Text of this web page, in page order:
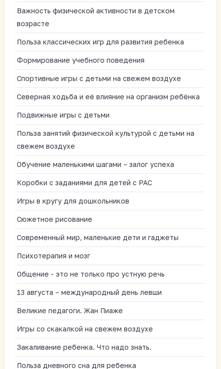
Важность физической активности в детском
возрасте
Польза классических игр для развития ребенка
Формирование учебного поведения
Спортивные игры с детьми на свежем воздухе
Северная ходьба и её влияние на организм ребёнка
Подвижные игры с детьми
Польза занятий физической культурой с детьми на
свежем воздухе
Обучение маленькими шагами – залог успеха
Коробки с заданиями для детей с РАС
Игры в кругу для дошкольников
Сюжетное рисование
Современный мир, маленькие дети и гаджеты
Психотерапия и мозг
Общение - это не только про устную речь
13 августа – международный день левши
Великие педагоги. Жан Пиаже
Игры со скакалкой на свежем воздухе
Закаливание ребенка. Что надо знать.
Польза дневного сна для ребенка